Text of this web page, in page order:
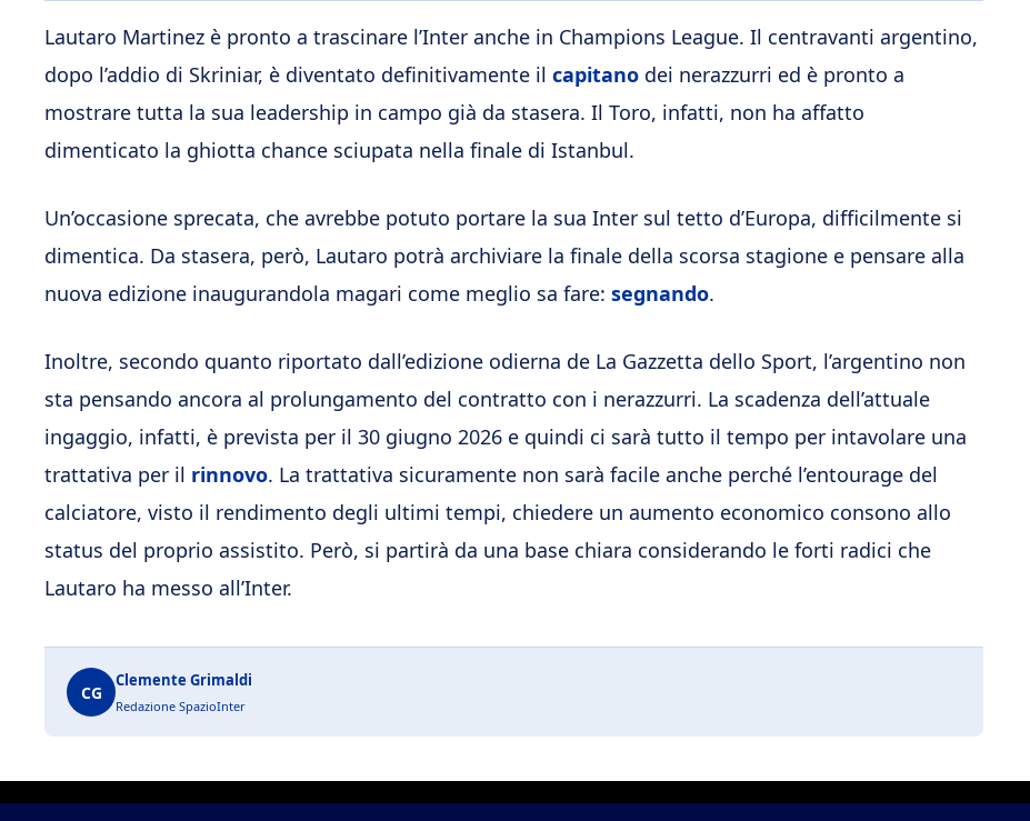
Lautaro Martinez è pronto a trascinare l’Inter anche in Champions League. Il centravanti argentino,
dopo l’addio di Skriniar, è diventato definitivamente il capitano dei nerazzurri ed è pronto a
mostrare tutta la sua leadership in campo già da stasera. Il Toro, infatti, non ha affatto
dimenticato la ghiotta chance sciupata nella finale di Istanbul.
Un’occasione sprecata, che avrebbe potuto portare la sua Inter sul tetto d’Europa, difficilmente si
dimentica. Da stasera, però, Lautaro potrà archiviare la finale della scorsa stagione e pensare alla
nuova edizione inaugurandola magari come meglio sa fare: segnando.
Inoltre, secondo quanto riportato dall’edizione odierna de La Gazzetta dello Sport, l’argentino non
sta pensando ancora al prolungamento del contratto con i nerazzurri. La scadenza dell’attuale
ingaggio, infatti, è prevista per il 30 giugno 2026 e quindi ci sarà tutto il tempo per intavolare una
trattativa per il rinnovo. La trattativa sicuramente non sarà facile anche perché l’entourage del
calciatore, visto il rendimento degli ultimi tempi, chiedere un aumento economico consono allo
status del proprio assistito. Però, si partirà da una base chiara considerando le forti radici che
Lautaro ha messo all’Inter.
CG
Clemente Grimaldi
Redazione SpazioInter